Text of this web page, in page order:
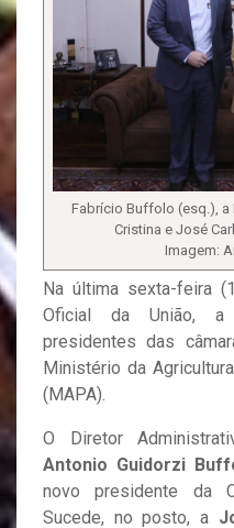
Fabrício Buffolo (esq.), a
Cristina e José
Imagem:
Na última sexta-feira
Oficial da União, a
presidentes das
Ministério da
(MAPA).
O Diretor
Antonio Guidorzi
novo presidente da
Sucede, no posto, a